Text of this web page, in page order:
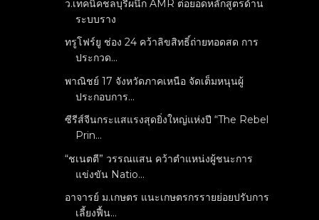
ว.เทคนิคชลบุรีผนึก AMR ต่อยอดหลักสูตรด้าน
ระบบราง
ทรูโฟร์ยู ช่อง 24 คว้าลิขสิทธิ์ถ่ายทอดสด การ
ประกวด...
พาณิชย์ 17 จังหวัดภาคเหนือ จัดเต็มหนุนผู้
ประกอบการ...
ซีรีส์จีนกระแสแรงสุดยิ่งใหญ่แห่งปี “The Rebel
Prin...
“ชเนตตี” วรรณแสน คว้าตำแหน่งผู้ชนะการ
แข่งขัน Natio...
อาจารย์ ม.เกษตร แนะเกษตรกรรายย่อยปรับการ
เลี้ยงฟื้น...